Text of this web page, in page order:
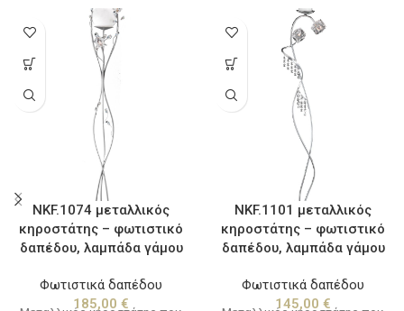
NKF.1074 μεταλλικός
κηροστάτης – φωτιστικό
δαπέδου, λαμπάδα γάμου
Φωτιστικά δαπέδου
185,00 €
NKF.1101 μεταλλικός
κηροστάτης – φωτιστικό
δαπέδου, λαμπάδα γάμου
Φωτιστικά δαπέδου
145,00 €